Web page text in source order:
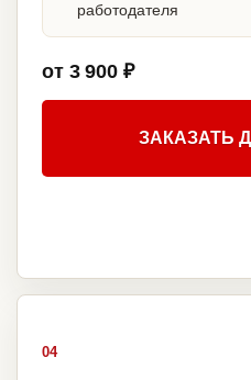
работодателя
от 3 900 ₽
ЗАКАЗАТЬ
04